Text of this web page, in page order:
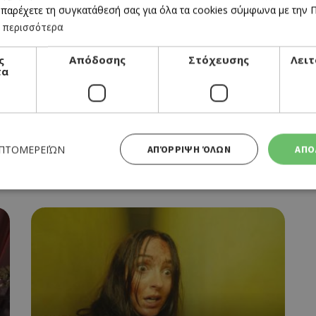
OBSESSION
09/07/2026 - 15/07/2026
τη συγκατάθεσή σας για όλα τα cookies σύμφωνα με την
Απόδοσης Στόχευσης
ΑΠΌΡΡΙΨΗ ΌΛΩΝ
Απολύτως απαραίτητα Λειτουργικότητας
cookies επιτρέπουν βασικές λειτουργίες του ιστότοπου, όπως τη σύνδεση χρήστη και τη
χρησιμοποιηθεί σωστά χωρίς τα απολύτως απαραίτητα cookies.
συνεδρία Χρησιμοποιήθηκε για σύνδεση